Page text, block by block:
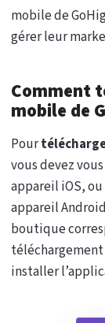
mobile de
gérer leur
Comment
mobile de
Pour
vous devez
appareil iOS,
appareil
boutique
installer